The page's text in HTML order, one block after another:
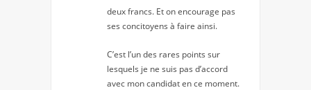
deux francs. Et on encourage pas
ses concitoyens à faire ainsi.
C’est l’un des rares points sur
lesquels je ne suis pas d’accord
avec mon candidat en ce moment.